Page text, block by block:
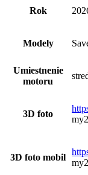
Rok
Modely
Umiestnenie
motoru
3D foto
3D foto mobil